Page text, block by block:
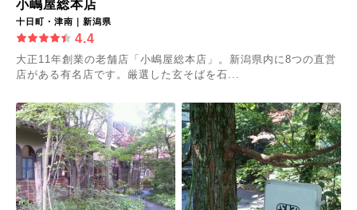
小嶋屋総本店
十日町・津南｜新潟県
4.4
大正11年創業の老舗店「小嶋屋総本店」。新潟県内に8つの直営
店がある有名店です。厳選した玄そばを石...